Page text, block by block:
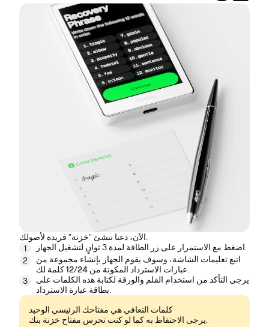
الآن، دعنا ننشئ "خزنة" فريدة لأصولك.
1
اضغط مع الاستمرار على زر الطاقة
لمدة 3 ثوانٍ لتشغيل الجهاز.
2
اتبع تعليمات الشاشة، وسوف يقوم الجهاز بإنشاء مجموعة من
عبارات الاسترداد المكونة من 12/24 كلمةلك.
3
يرجى التأكد من استخدام القلم والورقة لكتابة هذه الكلمات على
بطاقة عبارة الاسترداد.
كلمات التعافي هي مفتاحك الرئيسي الوحيد
يرجى الاحتفاظ به كما لو كنت تحرس مفتاح خزنة بنك.